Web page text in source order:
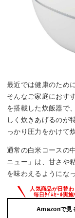
最近では健康のため
そんなご家庭におす
を搭載した炊飯器で
しく炊きあげるのが
っかり圧力をかけて
通常の白米コースの
ニュー」は、甘さや
を味わえるようにな
Amazonで見